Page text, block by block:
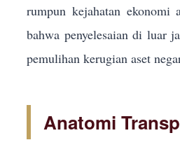
rumpun kejahatan ekonomi
bahwa penyelesaian di luar
pemulihan kerugian aset
Anatomi